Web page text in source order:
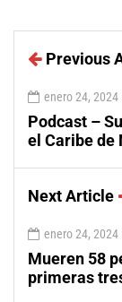
Previous
enero 24, 2024
Podcast –
el Caribe de
Next Article
enero 24, 2024
Mueren 58
primeras